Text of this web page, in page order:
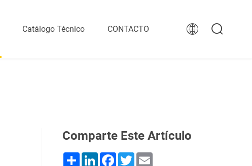
Catálogo Técnico CONTACTO
Comparte Este Artículo
ShareLinkedInFacebook
Twitter